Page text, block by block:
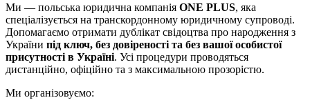
Ми — польська юридична компанія ONE PLUS, яка
спеціалізується на транскордонному юридичному супроводі.
Допомагаємо отримати дублікат свідоцтва про народження з
України під ключ, без довіреності та без вашої особистої
присутності в Україні. Усі процедури проводяться
дистанційно, офіційно та з максимальною прозорістю.
Ми організовуємо: